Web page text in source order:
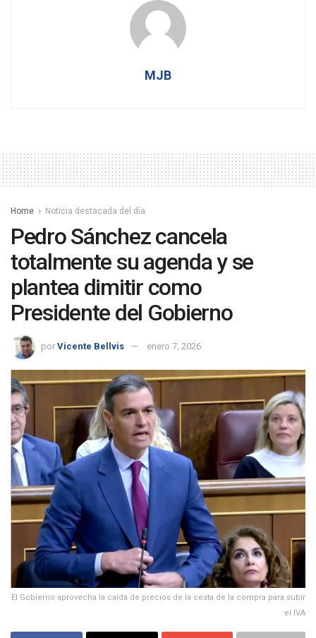
MJB
Home Noticia destacada del día
Pedro Sánchez cancela
totalmente su agenda y se
plantea dimitir como
Presidente del Gobierno
por Vicente Bellvis enero 7, 2026
El Gobierno aprovecha la caída de precios de la cesta de la compra para subir
el IVA